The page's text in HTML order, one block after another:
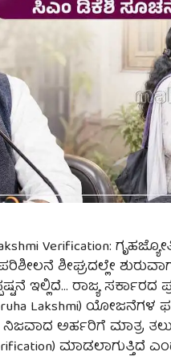
Verification:
ಶೀಘ್ರದಲ್ಲೇ
ಇಲ್ಲಿದೆ… ರಾಜ್ಯ
(Gruha Lakshmi)
ಅರ್ಹರಿಗೆ ಮಾತ್ರ
ಮಾಡಲಾಗುತ್ತಿದೆ